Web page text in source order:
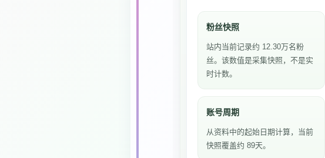
粉丝快照
站内当前记录约 12.30万名粉
丝。该数值是采集快照，不是实
时计数。
账号周期
从资料中的起始日期计算，当前
快照覆盖约 89天。